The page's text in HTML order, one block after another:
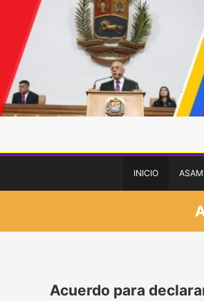
INICIO
Acuerdo para